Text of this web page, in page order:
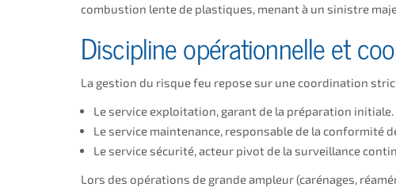
combustion lente de plastiques, menant à un sinistre
Discipline opérationnelle et
La gestion du risque feu repose sur une coordination
Le service exploitation, garant de la préparation initiale.
Le service maintenance, responsable de la conformité
Le service sécurité, acteur pivot de la surveillance
Lors des opérations de grande ampleur (carénages,